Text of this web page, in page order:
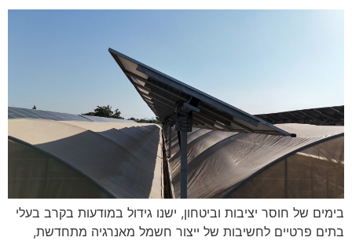
בימים של חוסר יציבות וביטחון, ישנו גידול במודעות בקרב בעלי
בתים פרטיים לחשיבות של ייצור חשמל מאנרגיה מתחדשת,